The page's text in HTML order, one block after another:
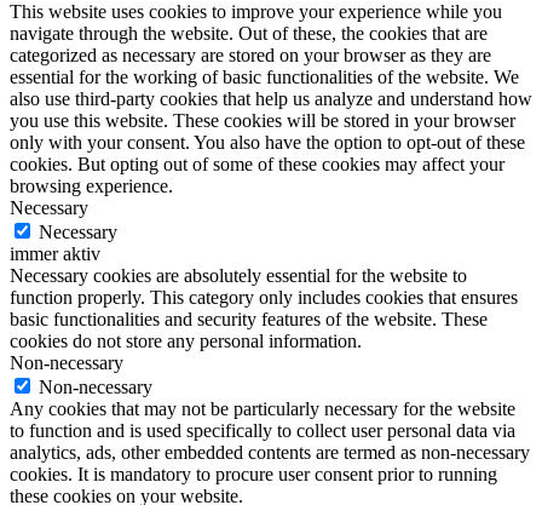
This website uses cookies to improve your experience while you
navigate through the website. Out of these, the cookies that are
categorized as necessary are stored on your browser as they are
essential for the working of basic functionalities of the website. We
also use third-party cookies that help us analyze and understand how
you use this website. These cookies will be stored in your browser
only with your consent. You also have the option to opt-out of these
cookies. But opting out of some of these cookies may affect your
browsing experience.
Necessary
Necessary
immer aktiv
Necessary cookies are absolutely essential for the website to
function properly. This category only includes cookies that ensures
basic functionalities and security features of the website. These
cookies do not store any personal information.
Non-necessary
Non-necessary
Any cookies that may not be particularly necessary for the website
to function and is used specifically to collect user personal data via
analytics, ads, other embedded contents are termed as non-necessary
cookies. It is mandatory to procure user consent prior to running
these cookies on your website.